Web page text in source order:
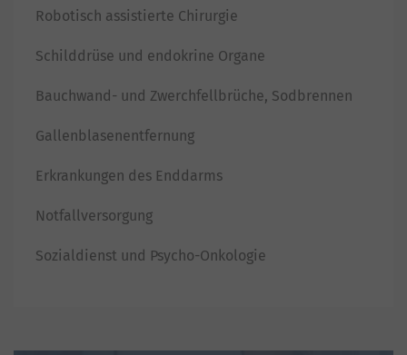
Robotisch assistierte Chirurgie
Schilddrüse und endokrine Organe
Bauchwand- und Zwerchfellbrüche, Sodbrennen
Gallenblasenentfernung
Erkrankungen des Enddarms
Notfallversorgung
Sozialdienst und Psycho-Onkologie